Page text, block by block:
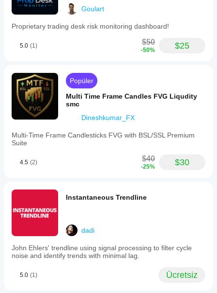
Goulart
Proprietary trading desk risk monitoring dashboard!
5.0 (1) $50
-50% $25
Popüler
Multi Time Frame Candles FVG Liqudity
smc
Dineshkumar_FX
Multi-Time Frame Candlesticks FVG with BSL/SSL Premium
Suite
4.5 (2) $40
-25% $30
Instantaneous Trendline
dadi
John Ehlers' trendline using signal processing to filter cycle
noise and identify trends with minimal lag.
5.0 (1) Ücretsiz